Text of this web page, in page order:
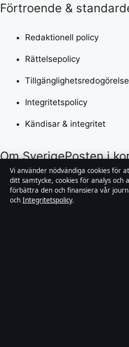
Förtroende &
Redaktionell policy
Rättelsepolicy
Tillgänglighetsredogörelse
Integritetspolicy
Kändisar & integritet
Om SverigePosten i
SverigePosten är en
nyhetssajt med fokus på film,
nöjesnyheter. Varje artikel har
Vi använder nödvändiga cookies för
ditt samtycke, cookies för analys och
förbättra den och finansiera vår
och Integritetspolicy.